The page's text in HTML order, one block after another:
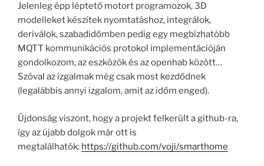
Jelenleg épp léptető motort programozok, 3D
modelleket készítek nyomtatáshoz, integrálok,
deriválok, szabadidőmben pedig egy megbízhatóbb
MQTT kommunikációs protokol implementációján
gondolkozom, az eszközök és az openhab között…
Szóval az izgalmak még csak most kezdődnek
(legalábbis annyi izgalom, amit az időm enged).
Újdonság viszont, hogy a projekt felkerült a github-ra,
így az újabb dolgok már ott is
megtalálhatók: https://github.com/voji/smarthome